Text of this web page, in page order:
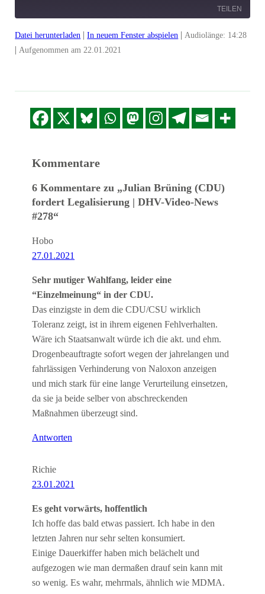
TEILEN
Datei herunterladen |In neuem Fenster abspielen |Audiolänge: 14:28
|Aufgenommen am 22.01.2021
Kommentare
6 Kommentare zu „Julian Brüning (CDU)
fordert Legalisierung | DHV-Video-News
#278“
Hobo
27.01.2021
Sehr mutiger Wahlfang, leider eine
“Einzelmeinung“ in der CDU.
Das einzigste in dem die CDU/CSU wirklich
Toleranz zeigt, ist in ihrem eigenen Fehlverhalten.
Wäre ich Staatsanwalt würde ich die akt. und ehm.
Drogenbeauftragte sofort wegen der jahrelangen und
fahrlässigen Verhinderung von Naloxon anzeigen
und mich stark für eine lange Verurteilung einsetzen,
da sie ja beide selber von abschreckenden
Maßnahmen überzeugt sind.
Antworten
Richie
23.01.2021
Es geht vorwärts, hoffentlich
Ich hoffe das bald etwas passiert. Ich habe in den
letzten Jahren nur sehr selten konsumiert.
Einige Dauerkiffer haben mich belächelt und
aufgezogen wie man dermaßen drauf sein kann mit
so wenig. Es wahr, mehrmals, ähnlich wie MDMA.